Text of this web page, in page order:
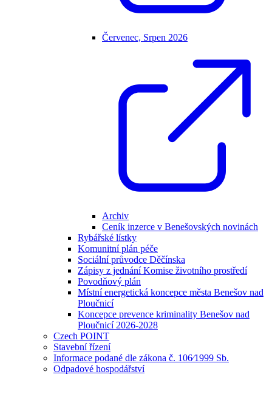
Červenec, Srpen 2026
Archiv
Ceník inzerce v Benešovských novinách
Rybářské lístky
Komunitní plán péče
Sociální průvodce Děčínska
Zápisy z jednání Komise životního prostředí
Povodňový plán
Místní energetická koncepce města Benešov nad
Ploučnicí
Koncepce prevence kriminality Benešov nad
Ploučnicí 2026-2028
Czech POINT
Stavební řízení
Informace podané dle zákona č. 106⁄1999 Sb.
Odpadové hospodářství